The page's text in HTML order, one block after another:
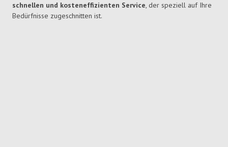
schnellen und kosteneffizienten Service, der speziell auf Ihre
Bedürfnisse zugeschnitten ist.